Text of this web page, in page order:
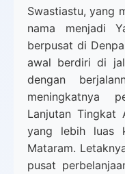
Swastiastu, yang
nama menjadi
berpusat di
awal berdiri di
dengan
meningkatnya
Lanjutan Tingkat
yang lebih luas
Mataram.
pusat